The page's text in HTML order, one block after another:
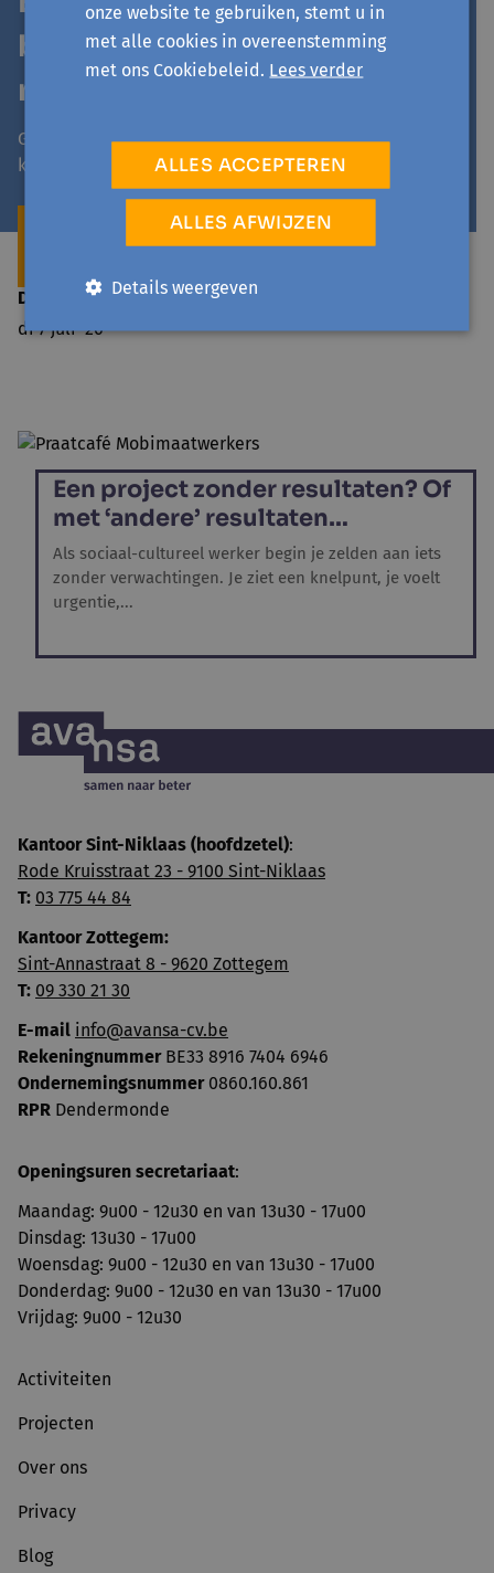
benieuwd naar jouw
mening!
Geef ons jouw antwoord op deze korte vragenlijst en
kom meteen te weten hoe anderen ernaar kijken.
DEEL JOUW MENING! EN BEKIJK AAN HET
EINDE VAN DE ENQUÊTE OOK ANDEREN
HUN MENING.
Datum bericht
di 7 juli '26
Een project zonder resultaten? Of
met ‘andere’ resultaten…
Als sociaal-cultureel werker begin je zelden aan iets
zonder verwachtingen. Je ziet een knelpunt, je voelt
urgentie,...
Kantoor Sint-Niklaas (hoofdzetel):
Rode Kruisstraat 23 - 9100 Sint-Niklaas
T: 03 775 44 84
Kantoor Zottegem:
Sint-Annastraat 8 - 9620 Zottegem
T: 09 330 21 30
E-mail info@avansa-cv.be
Rekeningnummer BE33 8916 7404 6946
Ondernemingsnummer0860.160.861
RPR Dendermonde
Openingsuren secretariaat:
Maandag: 9u00 - 12u30 en van 13u30 - 17u00
Dinsdag: 13u30 - 17u00
Woensdag: 9u00 - 12u30 en van 13u30 - 17u00
Donderdag: 9u00 - 12u30 en van 13u30 - 17u00
Vrijdag: 9u00 - 12u30
Activiteiten
Projecten
Over ons
Privacy
Blog
onze website te gebruiken, stemt u in
met alle cookies in overeenstemming
met ons Cookiebeleid. Lees verder
ALLES ACCEPTEREN
ALLES AFWIJZEN
Details weergeven